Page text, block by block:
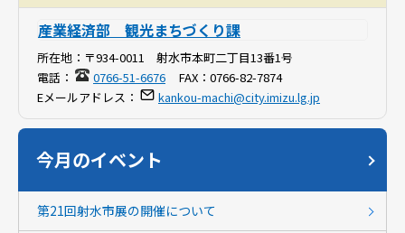
産業経済部 観光まちづくり課
所在地： 〒934-0011 射水市本町二丁目13番1号
電話：
0766-51-6676 FAX： 0766-82-7874
Eメールアドレス：
kankou-machi@city.imizu.lg.jp
今月のイベント
第21回射水市展の開催について